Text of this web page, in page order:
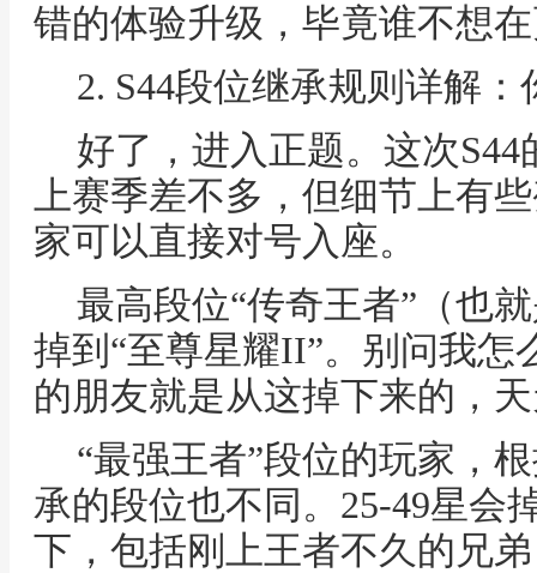
错的体验升级，毕竟谁不想
2. S44段位继承规则详解
好了，进入正题。这次
上赛季差不多，但细节上有
家可以直接对号入座。
最高段位“传奇王者”（也
掉到“至尊星耀II”。别问我怎
的朋友就是从这掉下来的，
“最强王者”段位的玩家，
承的段位也不同。25-49星会
下，包括刚上王者不久的兄